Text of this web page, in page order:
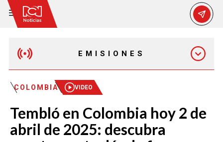
EMISIONES
MAÑANA EXPRESS
EMISIÓN 12:30 PM
COLOMBIA VIDEO
Tembló en Colombia hoy 2 de
abril de 2025: descubra